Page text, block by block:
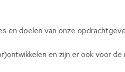
en doelen van onze
en zijn er ook voor de